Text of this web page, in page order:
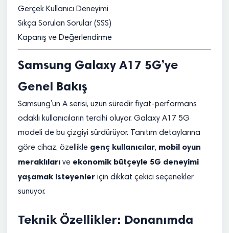
Gerçek Kullanıcı Deneyimi
Sıkça Sorulan Sorular (SSS)
Kapanış ve Değerlendirme
Samsung Galaxy A17 5G’ye
Genel Bakış
Samsung’un A serisi, uzun süredir fiyat-performans
odaklı kullanıcıların tercihi oluyor. Galaxy A17 5G
modeli de bu çizgiyi sürdürüyor. Tanıtım detaylarına
göre cihaz, özellikle genç kullanıcılar, mobil oyun
meraklıları ve ekonomik bütçeyle 5G deneyimi
yaşamak isteyenler için dikkat çekici seçenekler
sunuyor.
Teknik Özellikler: Donanımda